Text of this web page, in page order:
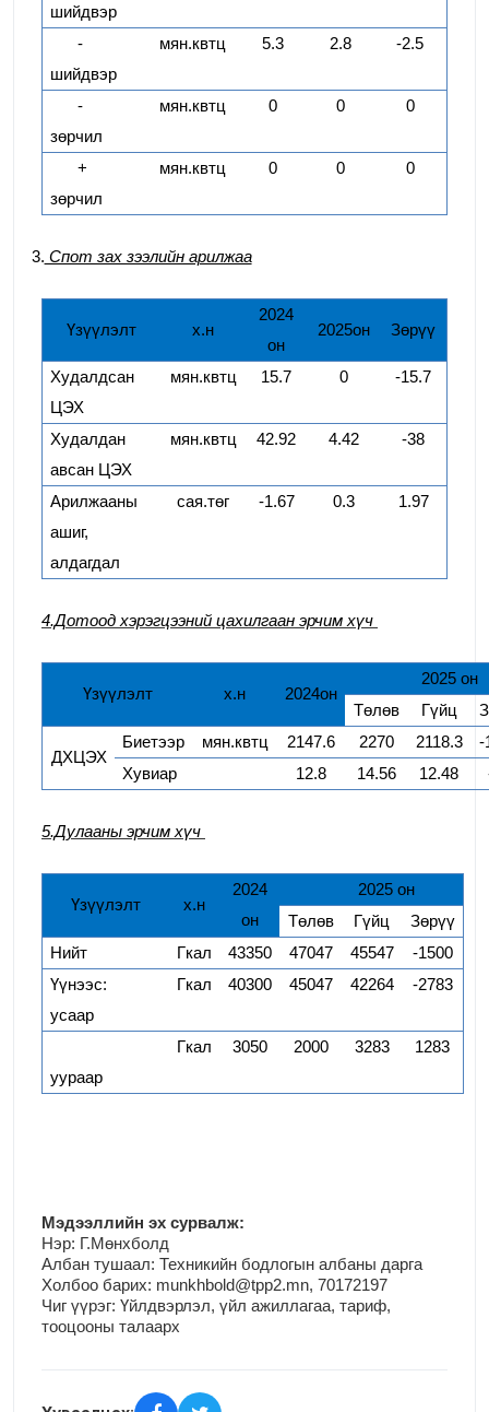
шийдвэр
-
шийдвэр
мян.квтц 5.3 2.8 -2.5
-
зөрчил
мян.квтц 0 0 0
+
зөрчил
мян.квтц 0 0 0
3. Спот зах зээлийн арилжаа
Үзүүлэлт х.н
2024
он
2025он Зөрүү
Худалдсан
ЦЭХ
мян.квтц 15.7 0 -15.7
Худалдан
авсан ЦЭХ
мян.квтц 42.92 4.42 -38
Арилжааны
ашиг,
алдагдал
сая.төг -1.67 0.3 1.97
4.Дотоод хэрэгцээний цахилгаан эрчим хүч
Үзүүлэлт х.н 2024он
2025он
Төлөв
Гүйц
ДХЦЭХ
Биетээр мян.квтц 2147.6 2270 2118.3
-
Хувиар
12.8 14.56 12.48
5.Дулааны эрчим хүч
Үзүүлэлт х.н
2024
он
2025 он
Төлөв
Гүйц
Зөрүү
Нийт
Гкал 43350 47047 45547
-1500
Үүнээс:
усаар
Гкал 40300 45047 42264 -2783
уураар
Гкал 3050 2000 3283 1283
Мэдээллийн эх сурвалж:
Нэр: Г.Мөнхболд
Албан тушаал: Техникийн бодлогын албаны дарга
Холбоо барих: munkhbold@tpp2.mn, 70172197
Чиг үүрэг: Үйлдвэрлэл, үйл ажиллагаа, тариф,
тооцооны талаарх